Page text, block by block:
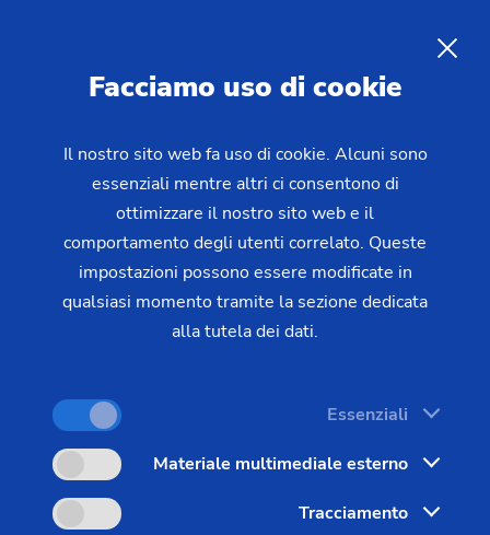
Settori e soluzioni
Pezzi
Electric and Combustion Engines
Camma
Camma
Facciamo uso di cookie
Il nostro sito web fa uso di cookie. Alcuni sono
essenziali mentre altri ci consentono di
ottimizzare il nostro sito web e il
comportamento degli utenti correlato. Queste
impostazioni possono essere modificate in
qualsiasi momento tramite la sezione dedicata
alla tutela dei dati.
Essenziali
Materiale multimediale esterno
Tracciamento